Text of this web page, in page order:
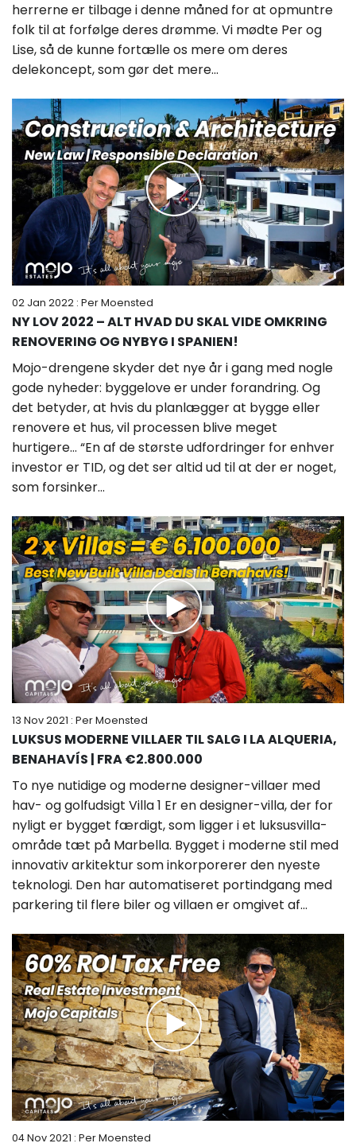
herrerne er tilbage i denne måned for at opmuntre
folk til at forfølge deres drømme. Vi mødte Per og
Lise, så de kunne fortælle os mere om deres
delekoncept, som gør det mere...
02 Jan 2022 : Per Moensted
NY LOV 2022 – ALT HVAD DU SKAL VIDE OMKRING
RENOVERING OG NYBYG I SPANIEN!
Mojo-drengene skyder det nye år i gang med nogle
gode nyheder: byggelove er under forandring. Og
det betyder, at hvis du planlægger at bygge eller
renovere et hus, vil processen blive meget
hurtigere… “En af de største udfordringer for enhver
investor er TID, og det ser altid ud til at der er noget,
som forsinker...
13 Nov 2021 : Per Moensted
LUKSUS MODERNE VILLAER TIL SALG I LA ALQUERIA,
BENAHAVÍS | FRA €2.800.000
To nye nutidige og moderne designer-villaer med
hav- og golfudsigt Villa 1 Er en designer-villa, der for
nyligt er bygget færdigt, som ligger i et luksusvilla-
område tæt på Marbella. Bygget i moderne stil med
innovativ arkitektur som inkorporerer den nyeste
teknologi. Den har automatiseret portindgang med
parkering til flere biler og villaen er omgivet af...
04 Nov 2021 : Per Moensted